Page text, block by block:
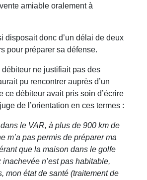
amiable oralement à
disposait donc d’un délai de deux
pour préparer sa défense.
débiteur ne justifiait pas des
pu rencontrer auprès d’un
ce débiteur avait pris soin d’écrire
de l’orientation en ces termes :
le VAR, à plus de 900 km de
m’a pas permis de préparer ma
que la maison dans le golfe
n’est pas habitable,
mon état de santé (traitement de